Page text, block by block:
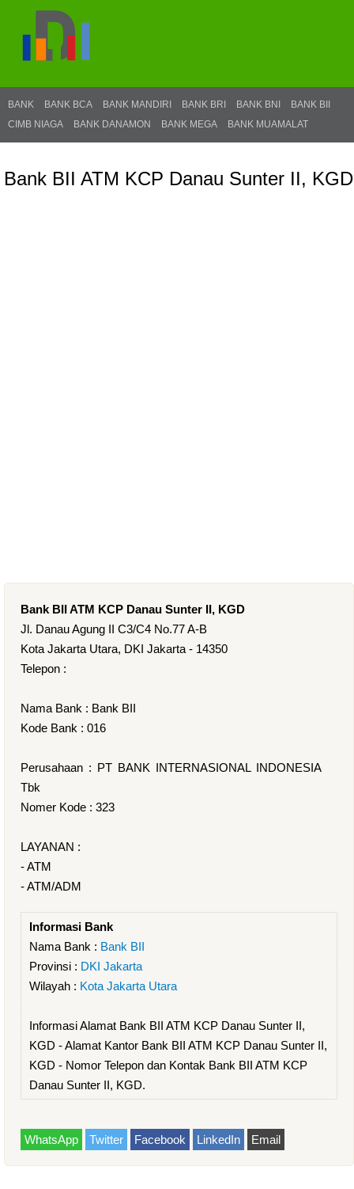
BANK BANK BCA BANK MANDIRI BANK BRI BANK BNI
BANK BII
CIMB NIAGA
BANK DANAMON BANK MEGA BANK MUAMALAT
Bank BII ATM KCP Danau Sunter II, KGD
Bank BII ATM KCP Danau Sunter II, KGD
Jl. Danau Agung II C3/C4 No.77 A-B
Kota Jakarta Utara, DKI Jakarta - 14350
Telepon :
Nama Bank : Bank BII
Kode Bank : 016
Perusahaan : PT BANK INTERNASIONAL INDONESIA
Tbk
Nomer Kode : 323
LAYANAN :
- ATM
- ATM/ADM
Informasi Bank
Nama Bank : Bank BII
Provinsi : DKI Jakarta
Wilayah : Kota Jakarta Utara
Informasi Alamat Bank BII ATM KCP Danau Sunter II,
KGD - Alamat Kantor Bank BII ATM KCP Danau Sunter II,
KGD - Nomor Telepon dan Kontak Bank BII ATM KCP
Danau Sunter II, KGD.
WhatsApp Twitter Facebook LinkedIn Email